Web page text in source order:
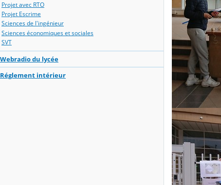
Projet avec RTO
Projet Escrime
Sciences de l'ingénieur
Sciences économiques et sociales
SVT
Webradio du lycée
Réglement intérieur